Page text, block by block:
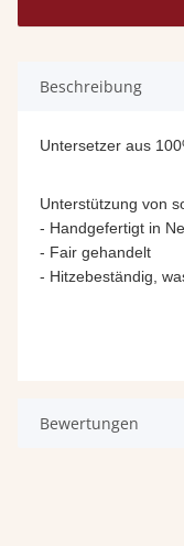
Beschreibung
Untersetzer aus
Unterstützung von
- Handgefertigt in
- Fair gehandelt
- Hitzebeständig,
Bewertungen